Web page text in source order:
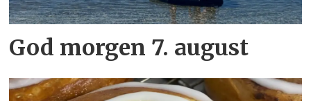
God morgen 7. august